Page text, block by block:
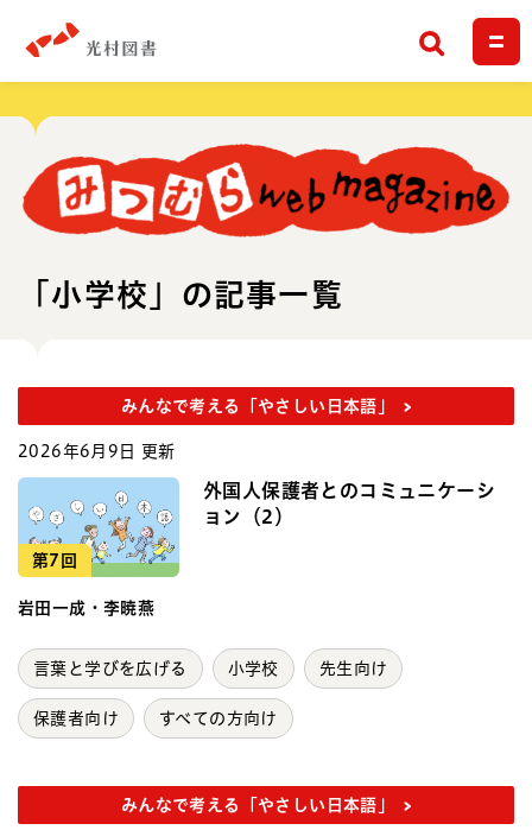
検索
「小学校」の記事一覧
みんなで考える「やさしい日本語」
2026年6月9日 更新
第7回
外国人保護者とのコミュニケーシ
ョン（2）
岩田一成・李暁燕
言葉と学びを広げる 小学校 先生向け
保護者向け すべての方向け
みんなで考える「やさしい日本語」